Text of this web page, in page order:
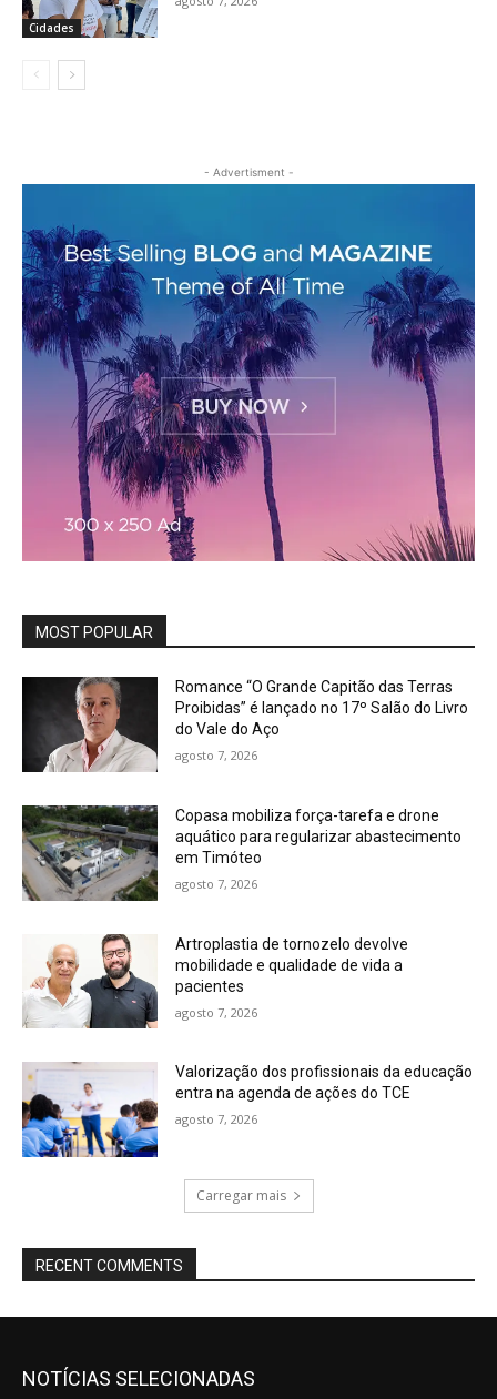
Cidades
- Advertisment -
MOST POPULAR
Romance “O Grande Capitão das Terras
Proibidas” é lançado no 17º Salão do Livro
do Vale do Aço
agosto 7, 2026
Copasa mobiliza força-tarefa e drone
aquático para regularizar abastecimento
em Timóteo
agosto 7, 2026
Artroplastia de tornozelo devolve
mobilidade e qualidade de vida a
pacientes
agosto 7, 2026
Valorização dos profissionais da educação
entra na agenda de ações do TCE
agosto 7, 2026
Carregar mais
RECENT COMMENTS
NOTÍCIAS SELECIONADAS